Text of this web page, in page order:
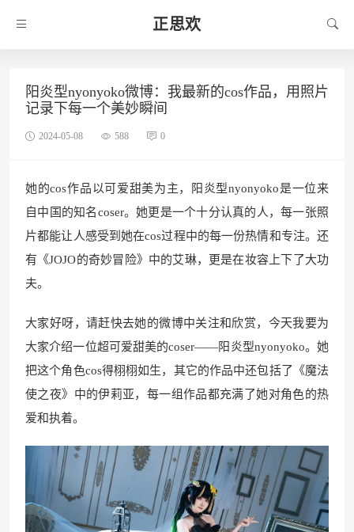
正思欢
阳炎型nyonyoko微博：我最新的cos作品，用照片
记录下每一个美妙瞬间
2024-05-08 588 0
她的cos作品以可爱甜美为主，阳炎型nyonyoko是一位来
自中国的知名coser。她更是一个十分认真的人，每一张照
片都能让人感受到她在cos过程中的每一份热情和专注。还
有《JOJO的奇妙冒险》中的艾琳，更是在妆容上下了大功
夫。
大家好呀，请赶快去她的微博中关注和欣赏，今天我要为
大家介绍一位超可爱甜美的coser——阳炎型nyonyoko。她
把这个角色cos得栩栩如生，其它的作品中还包括了《魔法
使之夜》中的伊莉亚，每一组作品都充满了她对角色的热
爱和执着。